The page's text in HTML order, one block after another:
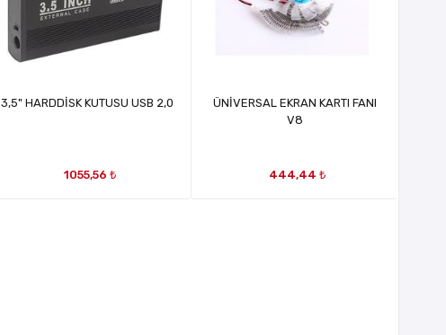
3,5" HARDDİSK KUTUSU USB 2,0
1055,56 ₺
ÜNİVERSAL EKRAN KARTI FANI
V8
444,44 ₺